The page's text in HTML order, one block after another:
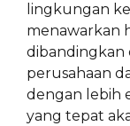
lingkungan
menawarkan
dibandingkan
perusahaan
dengan lebih
yang tepat